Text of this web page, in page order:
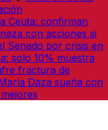
Ceuta: confirman
con acciones si
Senado por crisis en
solo 10% muestra
fractura de
Daza sueña con